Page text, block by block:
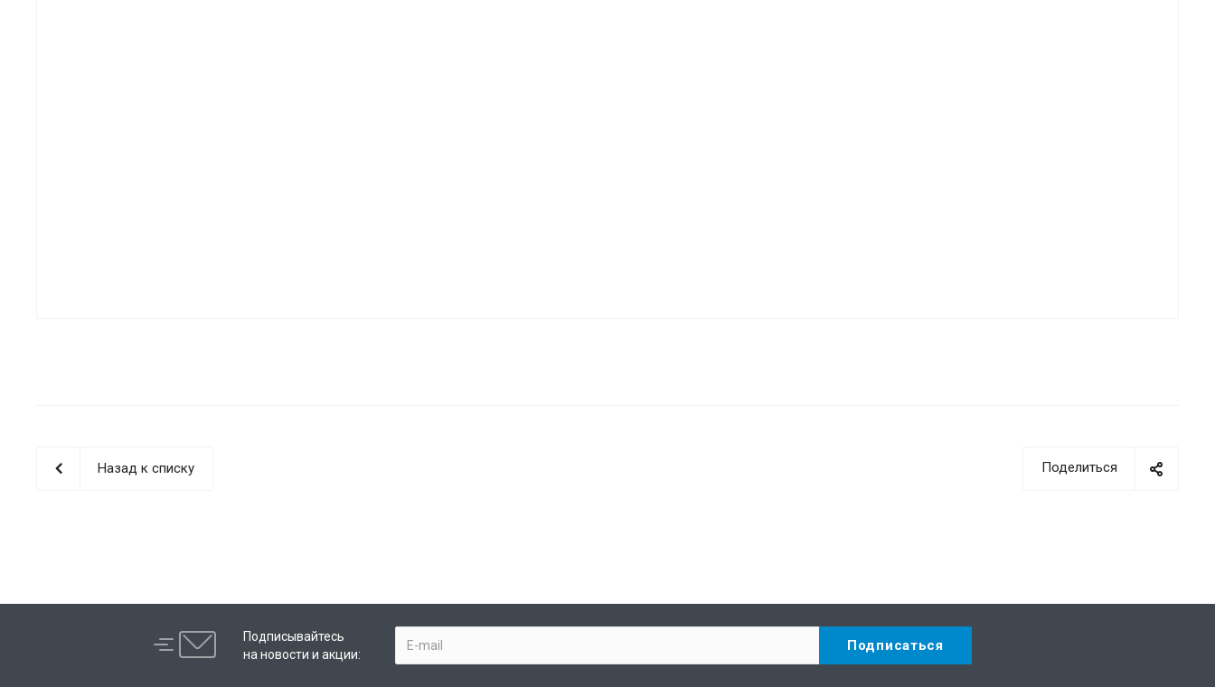
Поделиться
Назад к списку
Подписывайтесь
на новости и акции: